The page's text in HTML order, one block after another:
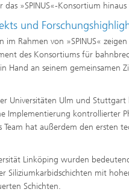
»SPINUS«-Konsortium
und
im Rahmen von »SPINUS«
des Konsortiums für
Hand an seinem gemeinsamen
Universitäten Ulm und
Implementierung kontrollierter
Team hat außerdem den ersten
Linköping wurden
Siliziumkarbidschichten mit
Schichten.